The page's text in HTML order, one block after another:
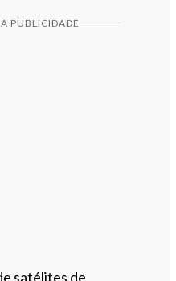
PUBLICIDADE
satélites de